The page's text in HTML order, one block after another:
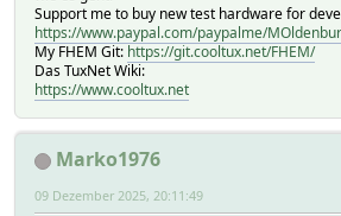
rr_Marion_DurationTimer:
HASH rr_Marion
MODIFIER DurationTimer
NAME
Attributes:
alexaName Anwesenheit Marion
alias Marion
devStateIcon
2025-12-09 19:14:26
2025-10-02 00:09:17
2025-12-09 19:08:31
2025-12-09 16:36:56
2025-12-09 16:36:56
2025-12-09 19:08:31
Regex:
accu:
barAvg:
Support me to buy new test hardware for
https://www.paypal.com/paypalme/
My FHEM Git: https://git.cooltux.net/FHEM/
Das TuxNet Wiki:
https://www.cooltux.net
Marko1976
09 Dezember 2025, 20:11:49